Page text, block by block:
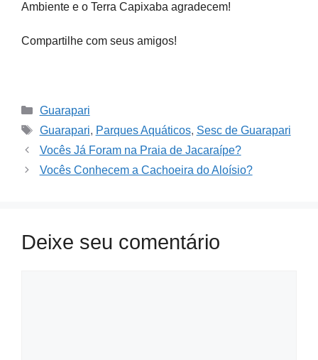
Ambiente e o Terra Capixaba agradecem!
Compartilhe com seus amigos!
Categories
Guarapari
Tags
Guarapari, Parques Aquáticos, Sesc de Guarapari
Vocês Já Foram na Praia de Jacaraípe?
Vocês Conhecem a Cachoeira do Aloísio?
Deixe seu comentário